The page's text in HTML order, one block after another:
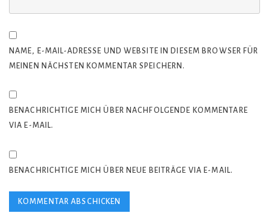
NAME, E-MAIL-ADRESSE UND WEBSITE IN DIESEM BROWSER FÜR
MEINEN NÄCHSTEN KOMMENTAR SPEICHERN.
BENACHRICHTIGE MICH ÜBER NACHFOLGENDE KOMMENTARE
VIA E-MAIL.
BENACHRICHTIGE MICH ÜBER NEUE BEITRÄGE VIA E-MAIL.